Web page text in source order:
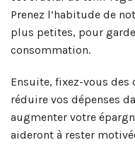
Prenez l’habitude de
plus petites, pour
consommation.
Ensuite, fixez-vous des
réduire vos dépenses
augmenter votre
aideront à rester